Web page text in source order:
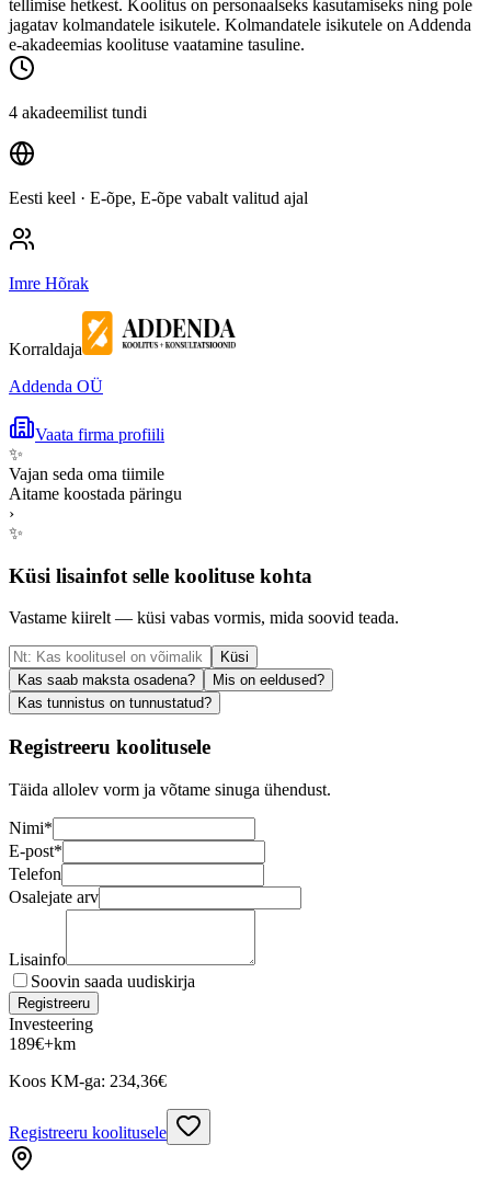
tellimise hetkest. Koolitus on personaalseks kasutamiseks ning pole
jagatav kolmandatele isikutele. Kolmandatele isikutele on Addenda
e-akadeemias koolituse vaatamine tasuline.
4 akadeemilist tundi
Eesti keel · E-õpe, E-õpe vabalt valitud ajal
Imre Hõrak
Korraldaja
Addenda OÜ
Vaata firma profiili
✨
Vajan seda oma tiimile
Aitame koostada päringu
›
✨
Küsi lisainfot selle koolituse kohta
Vastame kiirelt — küsi vabas vormis, mida soovid teada.
Küsi
Kas saab maksta osadena?
Mis on eeldused?
Kas tunnistus on tunnustatud?
Registreeru koolitusele
Täida allolev vorm ja võtame sinuga ühendust.
Nimi*
E-post*
Telefon
Osalejate arv
Lisainfo
Soovin saada uudiskirja
Registreeru
Investeering
189€+km
Koos KM-ga: 234,36€
Registreeru koolitusele